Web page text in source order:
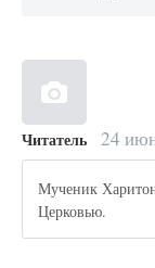
Читатель 24
Мученик
Церковью.